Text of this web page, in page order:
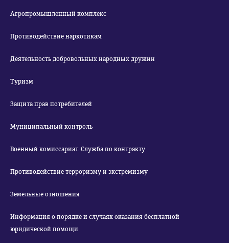
Агропромышленный комплекс
Противодействие наркотикам
Деятельность добровольных народных дружин
Туризм
Защита прав потребителей
Муниципальный контроль
Военный комиссариат. Служба по контракту
Противодействие терроризму и экстремизму
Земельные отношения
Информация о порядке и случаях оказания бесплатной
юридической помощи